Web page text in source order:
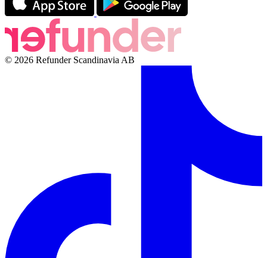
© 2026 Refunder Scandinavia AB